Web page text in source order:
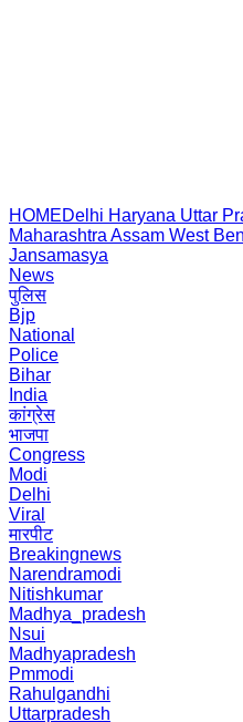
HOMEDelhi Haryana Uttar
Maharashtra Assam West
Jansamasya
News
पुलिस
Bjp
National
Police
Bihar
India
कांग्रेस
भाजपा
Congress
Modi
Delhi
Viral
मारपीट
Breakingnews
Narendramodi
Nitishkumar
Madhya_pradesh
Nsui
Madhyapradesh
Pmmodi
Rahulgandhi
Uttarpradesh